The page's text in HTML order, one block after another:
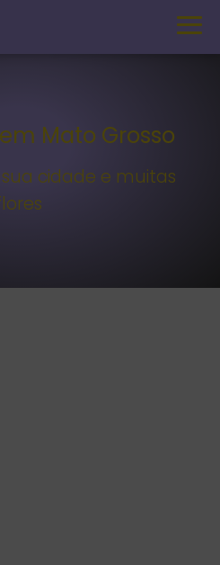
Mato Grosso
cidade e muitas